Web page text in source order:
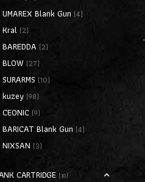
Blank Gun (4)
(2)
(2)
(27)
(10)
(98)
(9)
Blank Gun (4)
(3)
CARTRIDGE (10)